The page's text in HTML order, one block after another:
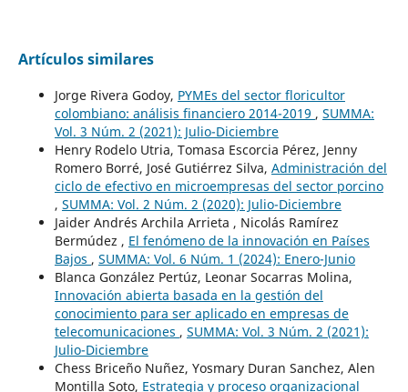
Artículos similares
Jorge Rivera Godoy, PYMEs del sector floricultor
colombiano: análisis financiero 2014-2019 , SUMMA:
Vol. 3 Núm. 2 (2021): Julio-Diciembre
Henry Rodelo Utria, Tomasa Escorcia Pérez, Jenny
Romero Borré, José Gutiérrez Silva, Administración del
ciclo de efectivo en microempresas del sector porcino
, SUMMA: Vol. 2 Núm. 2 (2020): Julio-Diciembre
Jaider Andrés Archila Arrieta , Nicolás Ramírez
Bermúdez , El fenómeno de la innovación en Países
Bajos , SUMMA: Vol. 6 Núm. 1 (2024): Enero-Junio
Blanca González Pertúz, Leonar Socarras Molina,
Innovación abierta basada en la gestión del
conocimiento para ser aplicado en empresas de
telecomunicaciones , SUMMA: Vol. 3 Núm. 2 (2021):
Julio-Diciembre
Chess Briceño Nuñez, Yosmary Duran Sanchez, Alen
Montilla Soto, Estrategia y proceso organizacional